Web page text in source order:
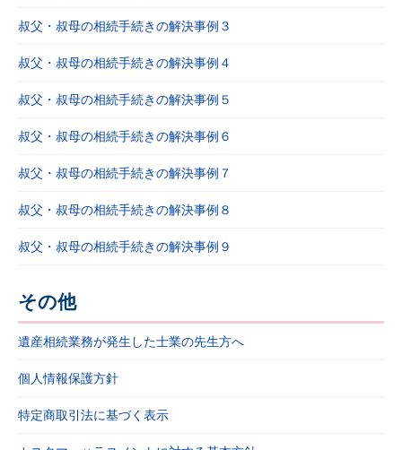
叔父・叔母の相続手続きの解決事例３
叔父・叔母の相続手続きの解決事例４
叔父・叔母の相続手続きの解決事例５
叔父・叔母の相続手続きの解決事例６
叔父・叔母の相続手続きの解決事例７
叔父・叔母の相続手続きの解決事例８
叔父・叔母の相続手続きの解決事例９
その他
遺産相続業務が発生した士業の先生方へ
個人情報保護方針
特定商取引法に基づく表示